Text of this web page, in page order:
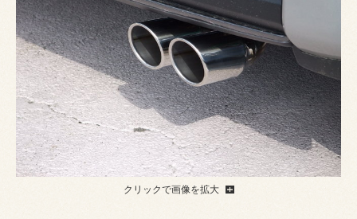
クリックで画像を拡大